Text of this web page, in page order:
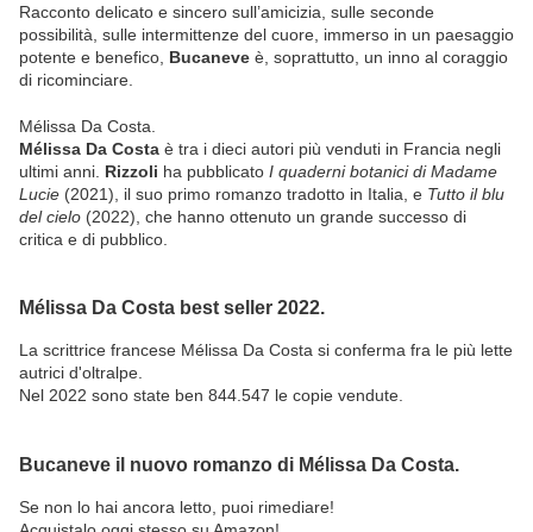
Racconto delicato e sincero sull’amicizia, sulle seconde
possibilità, sulle intermittenze del cuore, immerso in un paesaggio
potente e benefico, Bucaneve è, soprattutto, un inno al coraggio
di ricominciare.
Mélissa Da Costa.
Mélissa Da Costa è tra i dieci autori più venduti in Francia negli
ultimi anni. Rizzoli ha pubblicato I quaderni botanici di Madame
Lucie (2021), il suo primo romanzo tradotto in Italia, e Tutto il blu
del cielo (2022), che hanno ottenuto un grande successo di
critica e di pubblico.
Mélissa Da Costa best seller 2022.
La scrittrice francese Mélissa Da Costa si conferma fra le più lette
autrici d'oltralpe.
Nel 2022 sono state ben 844.547 le copie vendute.
Bucaneve il nuovo romanzo di Mélissa Da Costa.
Se non lo hai ancora letto, puoi rimediare!